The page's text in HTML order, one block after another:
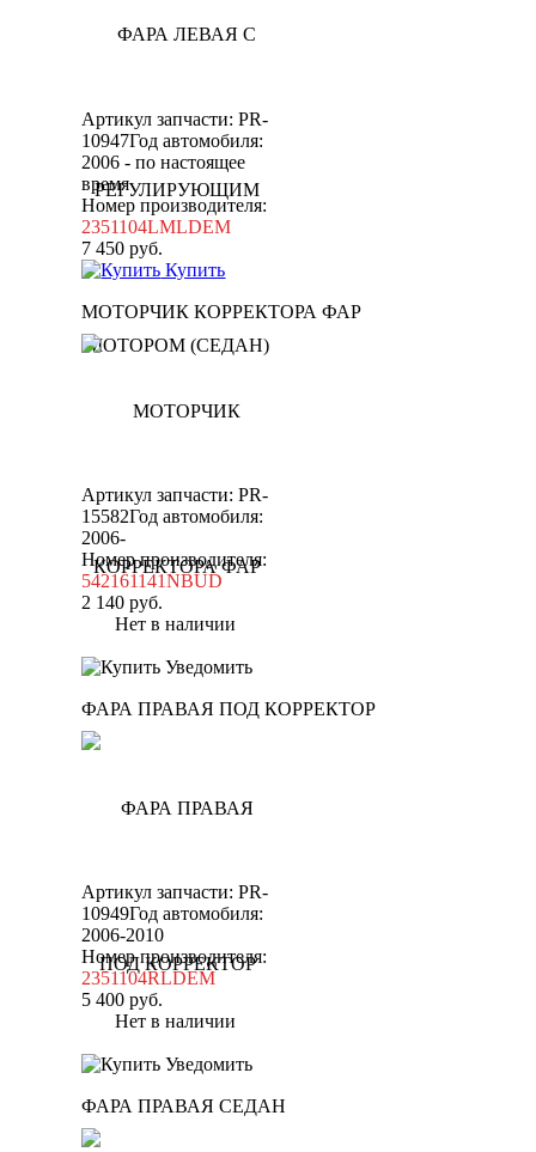
Артикул запчасти: PR-
10947Год автомобиля:
2006 - по настоящее
время
Номер производителя:
2351104LMLDEM
7 450 руб.
Купить
МОТОРЧИК КОРРЕКТОРА ФАР
Артикул запчасти: PR-
15582Год автомобиля:
2006-
Номер производителя:
542161141NBUD
2 140 руб.
Нет в наличии
Уведомить
ФАРА ПРАВАЯ ПОД КОРРЕКТОР
Артикул запчасти: PR-
10949Год автомобиля:
2006-2010
Номер производителя:
2351104RLDEM
5 400 руб.
Нет в наличии
Уведомить
ФАРА ПРАВАЯ СЕДАН